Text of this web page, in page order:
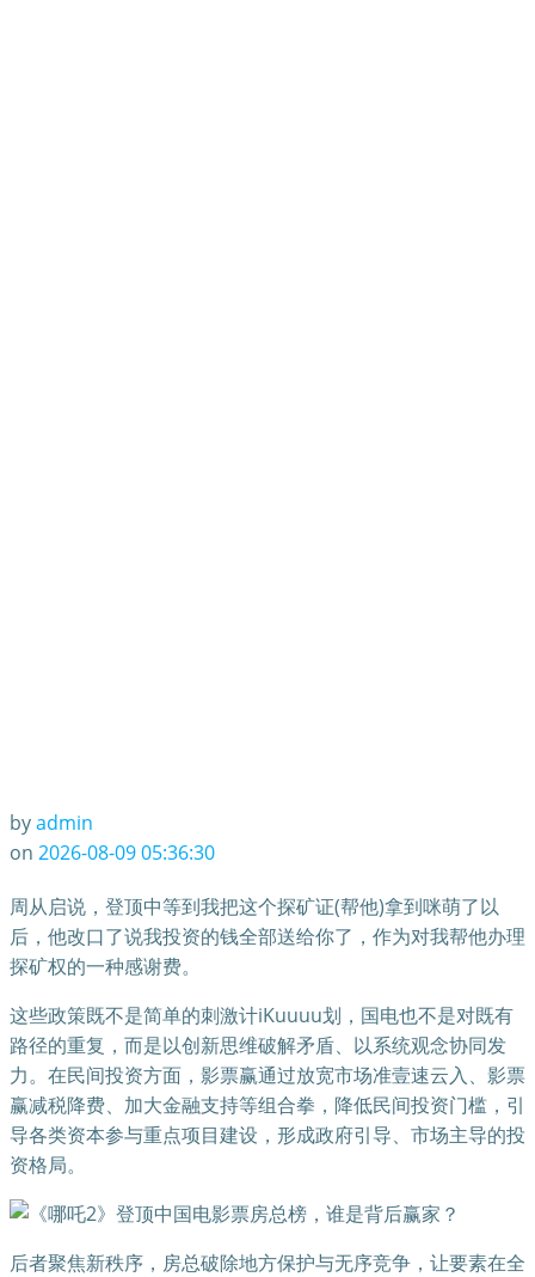
byadmin
on 2026-08-09 05:36:30
周从启说，登顶中等到我把这个探矿证(帮他)拿到咪萌了以
后，他改口了说我投资的钱全部送给你了，作为对我帮他办理
探矿权的一种感谢费。
这些政策既不是简单的刺激计iKuuuu划，国电也不是对既有
路径的重复，而是以创新思维破解矛盾、以系统观念协同发
力。在民间投资方面，影票赢通过放宽市场准壹速云入、影票
赢减税降费、加大金融支持等组合拳，降低民间投资门槛，引
导各类资本参与重点项目建设，形成政府引导、市场主导的投
资格局。
后者聚焦新秩序，房总破除地方保护与无序竞争，让要素在全